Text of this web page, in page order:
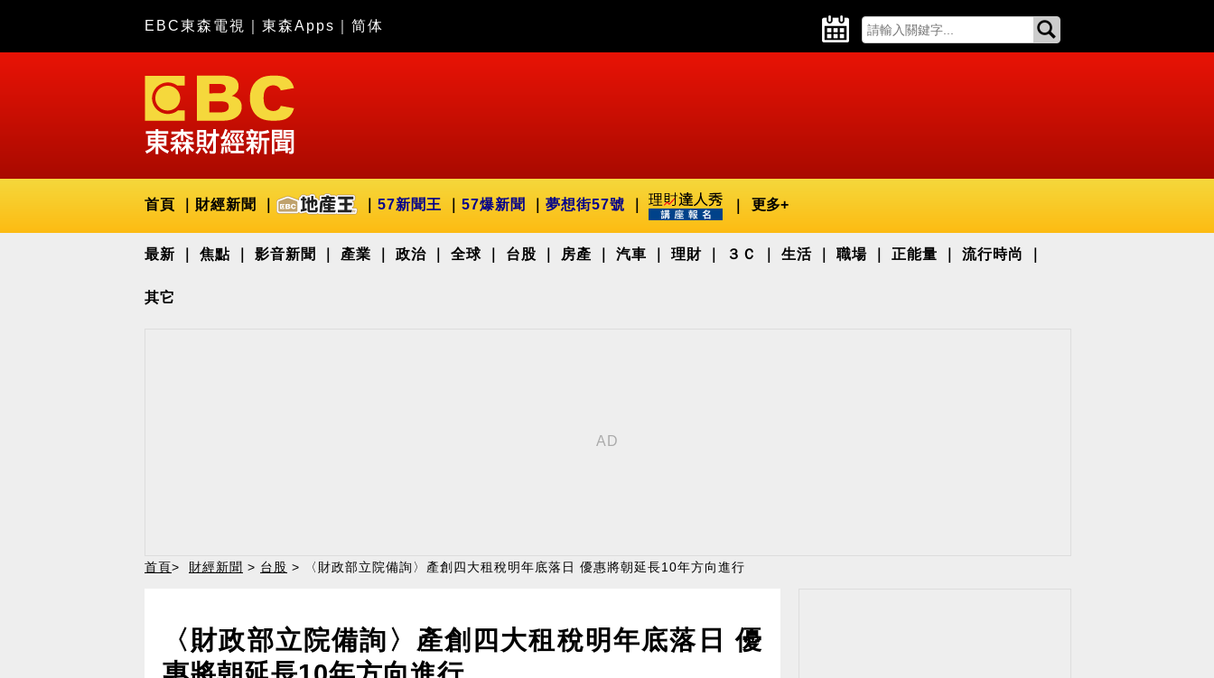
EBC東森電視 東森Apps 简体
首頁 財經新聞 57新聞王 57爆新聞 夢想街57號 更多+
最新 焦點 影音新聞 產業 政治 全球 台股 房產 汽車 理財 ３Ｃ 生活 職場 正能量 流行時尚
其它
首頁> 財經新聞 > 台股 > 〈財政部立院備詢〉產創四大租稅明年底落日 優惠將朝延長10年方向進行
〈財政部立院備詢〉產創四大租稅明年底落日 優